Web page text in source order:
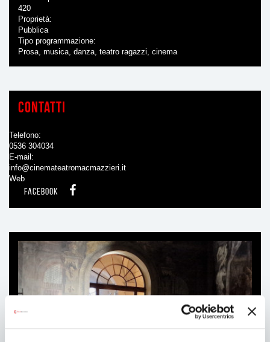
420
Proprietà
Pubblica
Tipo programmazione
Prosa, musica, danza, teatro ragazzi, cinema
Contatti
Telefono
0536 304034
E-mail
info@cinemateatromacmazzieri.it
Web
FACEBOOK
Ti
può
interessare